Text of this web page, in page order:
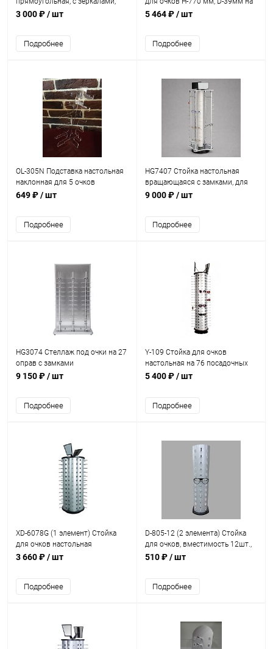
вместимость 36 шт.
3 000 ₽/ шт
Подробнее
78 мест
5 464 ₽/ шт
Подробнее
OL-305N Подставка настольная
наклонная для 5 очков
170*150*335
649 ₽/ шт
Подробнее
HG7407 Стойка настольная
вращающаяся с замками, для
демонстрации очков на 28 мест
9 000 ₽/ шт
Подробнее
HG3074 Стеллаж под очки на 27
оправ c замками
1070*600*300мм
9 150 ₽/ шт
Подробнее
Y-109 Стойка для очков
настольная на 76 посадочных
мест H=1550 мм
5 400 ₽/ шт
Подробнее
XD-6078G (1 элемент) Стойка
для очков настольная
вращающаяся, вместимость 78
3 660 ₽/ шт
Подробнее
D-805-12 (2 элемента) Стойка
для очков, вместимость 12шт.,
H=720мм, W=170мм
510 ₽/ шт
Подробнее